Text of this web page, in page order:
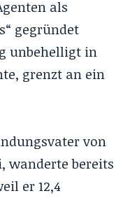
als
gegründet
unbehelligt in
grenzt an ein
von
wanderte bereits
er 12,4